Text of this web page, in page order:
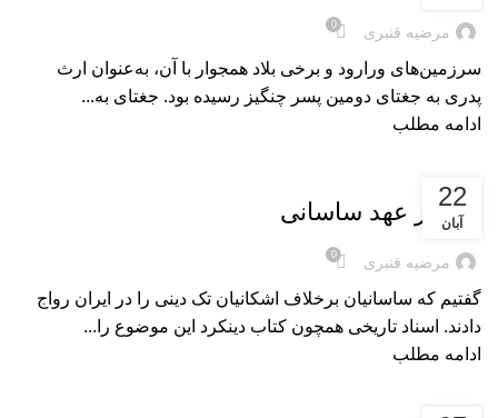
مرضیه قنبری 0
سرزمین‌های ورارود و برخی بلاد همجوار با آن، به‌عنوان ارث
پدری به جغتای دومین پسر چنگیز رسیده بود. جغتای به...
ادامه مطلب
22
آبان
دین در عهد ساسانی
مرضیه قنبری 0
گفتیم که ساسانیان برخلاف اشکانیان تک دینی را در ایران رواج
دادند. اسناد تاریخی همچون کتاب دینکرد این موضوع را...
ادامه مطلب